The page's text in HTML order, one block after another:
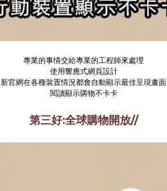
專業的事情交給專業的工程師來處理
使用響應式網頁設計
新官網在各種裝置情況都會自動顯示最佳呈現畫面
閱讀顯示購物不卡卡
第三好:全球購物開放//